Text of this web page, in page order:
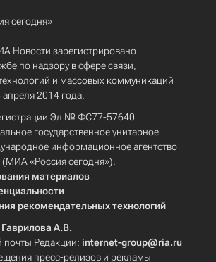
сегодня»
Новости зарегистрировано
по надзору в сфере связи,
и массовых коммуникаций
2014 года.
Эл № ФС77-57640
государственное унитарное
информационное агентство
(МИА «Россия сегодня»).
материалов
рекомендательных технологий
Гаврилова А.В.
почты Редакции: internet-group@ria.ru
пресс-релизов и рекламы